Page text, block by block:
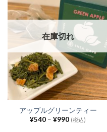
在庫切れ
アップルグリーンティー
¥540 – ¥990 (税込)